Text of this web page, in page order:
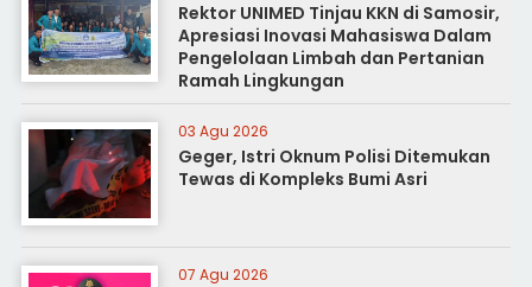
Rektor UNIMED Tinjau KKN di Samosir,
Apresiasi Inovasi Mahasiswa Dalam
Pengelolaan Limbah dan Pertanian
Ramah Lingkungan
03 Agu 2026
Geger, Istri Oknum Polisi Ditemukan
Tewas di Kompleks Bumi Asri
07 Agu 2026